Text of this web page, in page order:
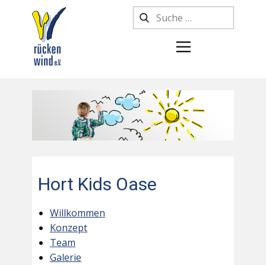
Hort Kids Oase
Willkommen
Konzept
Team
Galerie